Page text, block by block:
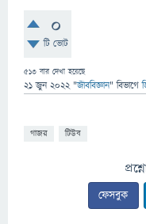
0
টি ভোট
513 বার দেখা হয়েছে
21 জুন 2022 "জীববিজ্ঞান" বিভাগে
গাজর টিউব
ফেসবুক